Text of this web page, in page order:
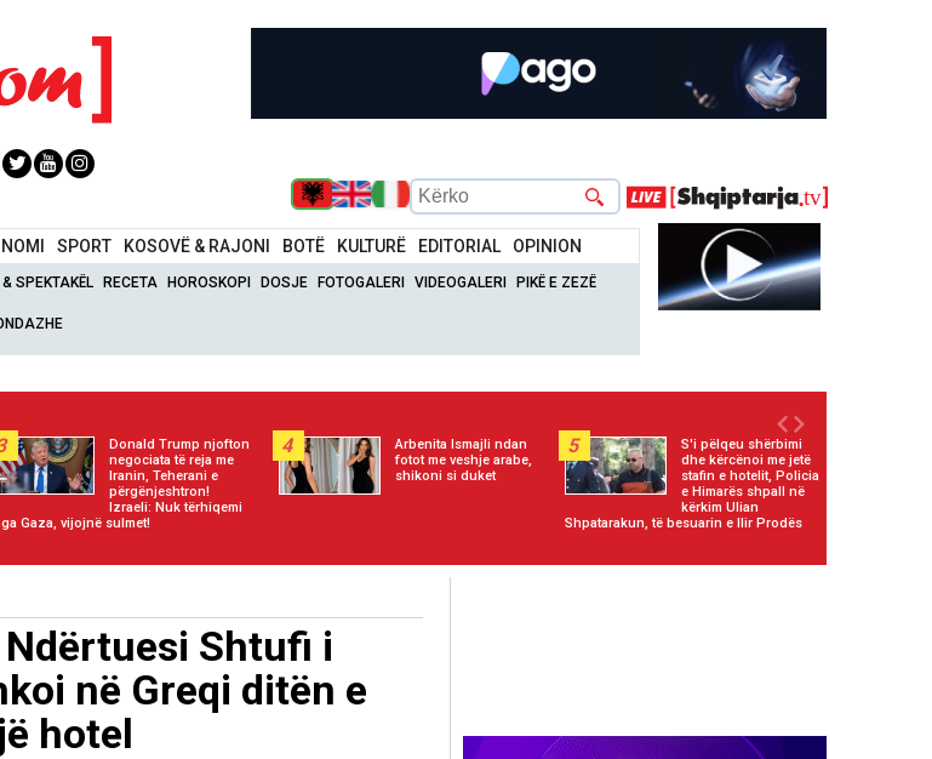
SPORT KOSOVË & RAJONI BOTË KULTURË EDITORIAL OPINION
SPEKTAKËL RECETA HOROSKOPI DOSJE FOTOGALERI VIDEOGALERI PIKË E ZEZË
Donald Trump njofton
negociata të reja me
Iranin, Teherani e
përgënjeshtron!
Izraeli: Nuk tërhiqemi
Gaza, vijojnë sulmet!
4
Arbenita Ismajli ndan
fotot me veshje arabe,
shikoni si duket
5
S'i pëlqeu shërbimi
dhe kërcënoi me jetë
stafin e hotelit, Policia
e Himarës shpall në
kërkim Ulian
Shpatarakun, të besuarin e Ilir Prodës
Shtufi i
në Greqi ditën e
hotel